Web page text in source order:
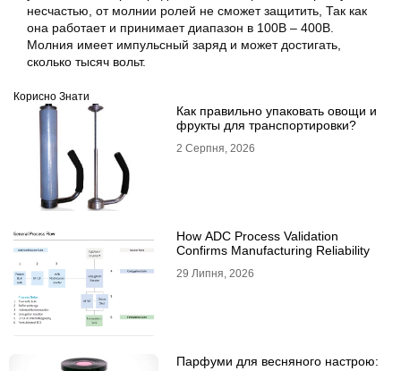
несчастью, от молнии ролей не сможет защитить, Так как
она работает и принимает диапазон в 100В – 400В.
Молния имеет импульсный заряд и может достигать,
сколько тысяч вольт.
Корисно Знати
Как правильно упаковать овощи и
фрукты для транспортировки?
2 Серпня, 2026
How ADC Process Validation
Confirms Manufacturing Reliability
29 Липня, 2026
Парфуми для весняного настрою: